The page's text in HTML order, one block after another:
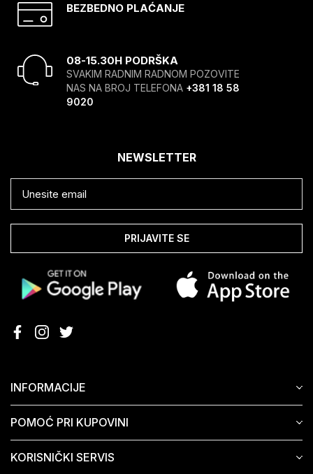
BEZBEDNO PLAĆANJE
08-15.30H PODRŠKA
SVAKIM RADNIM RADNOM POZOVITE
NAS NA BROJ TELEFONA +381 18 58
9020
INFORMACIJE
POMOĆ PRI KUPOVINI
KORISNIČKI SERVIS
NEWSLETTER
PRIJAVITE SE